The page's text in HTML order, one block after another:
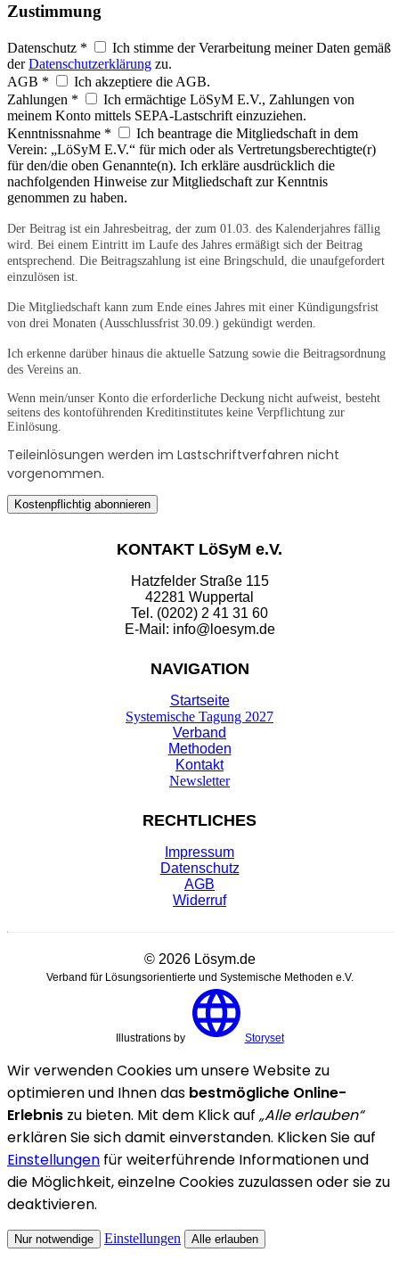
Zustimmung
Datenschutz *
Ich stimme der Verarbeitung meiner Daten gemäß
derDatenschutzerklärung zu.
AGB *
Ich akzeptiere die AGB.
Zahlungen *
Ich ermächtige LöSyM E.V., Zahlungen von
meinem Konto mittels SEPA-Lastschrift einzuziehen.
Kenntnissnahme *
Ich beantrage die Mitgliedschaft in dem
Verein: „LöSyM E.V.“ für mich oder als Vertretungsberechtigte(r)
für den/die oben Genannte(n). Ich erkläre ausdrücklich die
nachfolgenden Hinweise zur Mitgliedschaft zur Kenntnis
genommen zu haben.
Der Beitrag ist ein Jahresbeitrag, der zum 01.03. des Kalenderjahres fällig
wird. Bei einem Eintritt im Laufe des Jahres ermäßigt sich der Beitrag
entsprechend. Die Beitragszahlung ist eine Bringschuld, die unaufgefordert
einzulösen ist.
Die Mitgliedschaft kann zum Ende eines Jahres mit einer Kündigungsfrist
von drei Monaten (Ausschlussfrist 30.09.) gekündigt werden.
Ich erkenne darüber hinaus die aktuelle Satzung sowie die Beitragsordnung
des Vereins an.
Wenn mein/unser Konto die erforderliche Deckung nicht aufweist, besteht
seitens des kontoführenden Kreditinstitutes keine Verpflichtung zur
Einlösung.
Teileinlösungen werden im Lastschriftverfahren nicht
vorgenommen.
KONTAKT LöSyM e.V.
Hatzfelder Straße 115
42281 Wuppertal
Tel. (0202) 2 41 31 60
E-Mail: info@loesym.de
NAVIGATION
Startseite
Systemische Tagung 2027
Verband
Methoden
Kontakt
Newsletter
RECHTLICHES
Impressum
Datenschutz
AGB
Widerruf
© 2026 Lösym.de
Verband für Lösungsorientierte und Systemische Methoden e.V.
Illustrations by Storyset
Wir verwenden Cookies um unsere Website zu
optimieren und Ihnen das bestmögliche Online-
Erlebnis zu bieten. Mit dem Klick auf „Alle erlauben“
erklären Sie sich damit einverstanden. Klicken Sie auf
Einstellungen für weiterführende Informationen und
die Möglichkeit, einzelne Cookies zuzulassen oder sie zu
deaktivieren.
Nur notwendige Einstellungen Alle erlauben